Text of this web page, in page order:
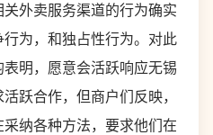
外卖服务渠道的行为确实
为，和独占性行为。对此
明，愿意会活跃响应无锡
跃合作，但商户们反映，
纳各种方法，要求他们在